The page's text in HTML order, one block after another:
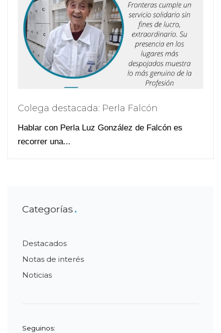
Colega destacada: Perla Falcón
Hablar con Perla Luz González de Falcón es
recorrer una...
Categorías
Destacados
Notas de interés
Noticias
Seguinos: